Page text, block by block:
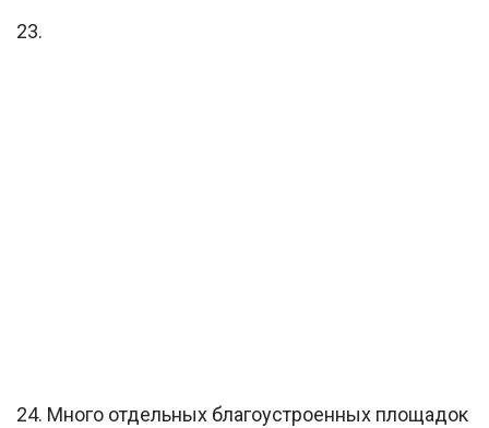
23.
24. Много отдельных благоустроенных площадок